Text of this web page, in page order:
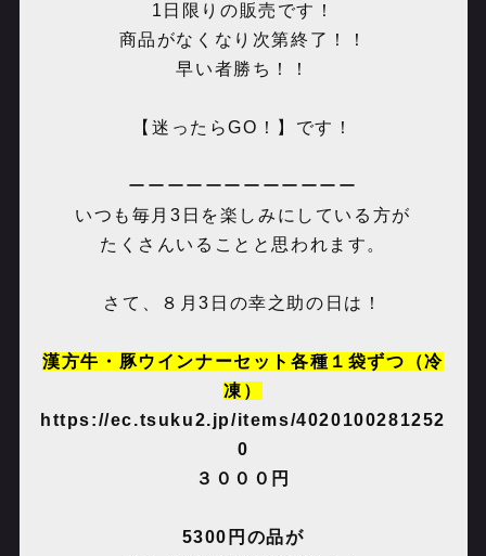
1日限りの販売です！
商品がなくなり次第終了！！
早い者勝ち！！
【迷ったらGO！】です！
ーーーーーーーーーーーー
いつも毎月3日を楽しみにしている方が
たくさんいることと思われます。
さて、８月3日の幸之助の日は！
漢方牛・豚ウインナーセット各種１袋ずつ（冷
凍）
https://ec.tsuku2.jp/items/4020100281252
0
３０００円
5300円の品が